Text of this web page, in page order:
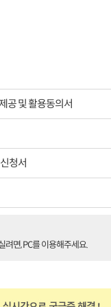
공 및 활용동의서
청서
려면, PC를 이용해주세요.